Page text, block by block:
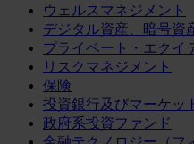
ウェルスマネジメント
デジタル資産、暗号資
プライベート・エクイ
リスクマネジメント
保険
投資銀行及びマーケッ
政府系投資ファンド